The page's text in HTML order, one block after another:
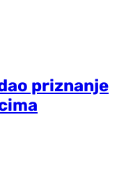
priznanje